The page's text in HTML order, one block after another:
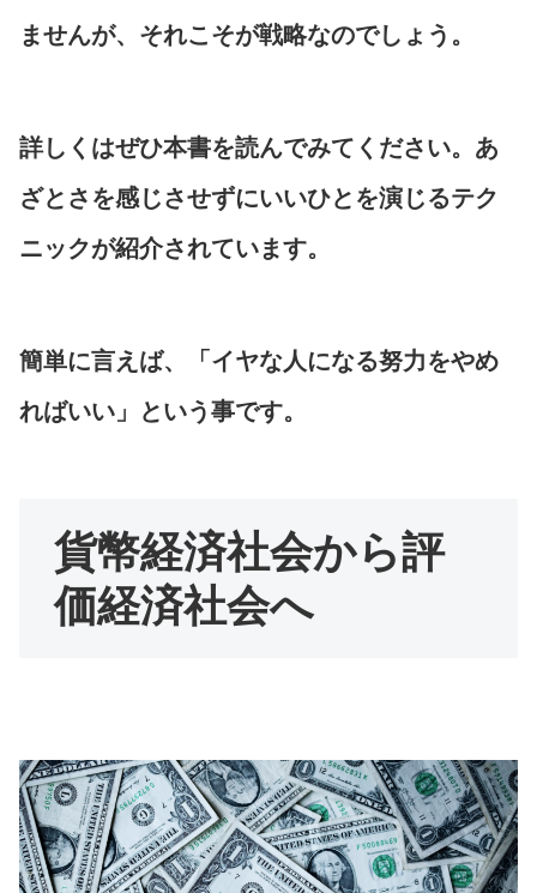
ませんが、それこそが戦略なのでしょう。
詳しくはぜひ本書を読んでみてください。あ
ざとさを感じさせずにいいひとを演じるテク
ニックが紹介されています。
簡単に言えば、「イヤな人になる努力をやめ
ればいい」という事です。
貨幣経済社会から評
価経済社会へ